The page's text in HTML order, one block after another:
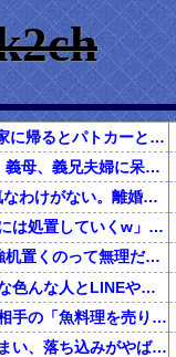
私「病院行ってる間、子守りお願い」 妹「おｋ」 → 家に帰るとパトカーと救急車と野次馬…
親兄弟を集め、義兄「長男の俺が親の面倒をみる」 → 義母、義兄夫婦に呆れ「そんなこともできないのか…」
6/9【タヒねよ寄生虫】夫が離婚したいと言うけど本気なわけがない。離婚してやってもいいけど夢の一軒家は手放したくない。どうせ引き留めると思ったら…私、専業主婦なんですけど！
役員になる自分「これまで舐めた態度取ってたカス達には処置していくw」とアホ女社員に言った結果ｗ
春から小学生なんだけど、6畳のリビングに子供の勉強机置くのって無理だよね
私は上京してきて、１人暮らしが心細かった。夜な夜な色んな人とLINEや電話してたが、生活に慣れて電話を放置していたら・・・
一緒に旅行しようって予定を立ててる時、泊まり先は相手の「魚料理を売りにしてるこの旅館にしよう！」でほぼ即決→いざ現地で夕食の時間になってみると！？
彼女に「別れよう、もうやっていけない」と言われてまい、落ち込みがやばい←報告者がきもすぎたｗｗｗｗｗ